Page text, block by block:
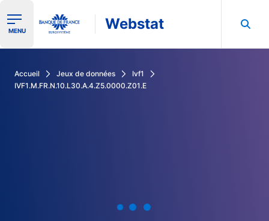
Ouvrir le menu de navigation
MENU Webstat
Accueil Jeux de données
Ivf1
IVF1.M.FR.N.10.L30.A.4.Z5.0000.Z01.E